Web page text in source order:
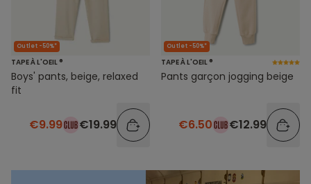
Outlet -50%*
TAPE À L'OEIL ®
Boys' pants, beige, relaxed
fit
€9.99 €19.99
Outlet -50%*
TAPE À L'OEIL ®
Pants garçon jogging beige
€6.50 €12.99